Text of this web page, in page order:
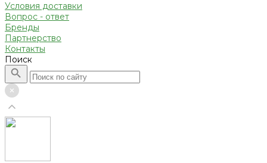
Условия доставки
Вопрос - ответ
Бренды
Партнерство
Контакты
Поиск